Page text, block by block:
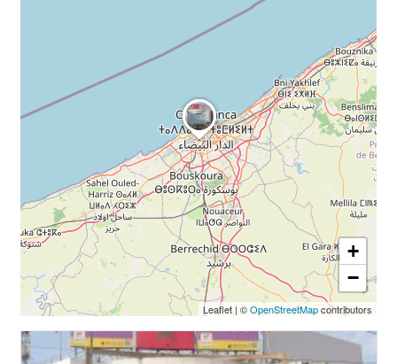
+
−
Leaflet | ©OpenStreetMapcontributors